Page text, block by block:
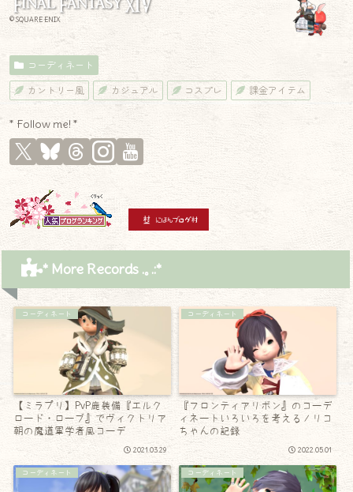
© SQUARE ENIX
コーディネート
カントリー風 カジュアル コスプレ 課金アイテム
* Follow me! *
* More Records .｡.:*
コーディネート
【ミラプリ】PvP鹿装備『エルク
ロード・ローブ』でヴィクトリア
朝の魔道軍学者風コーデ
2021.03.29
コーディネート
『フロンティアリボン』のコーデ
ィネートいろいろを考えるノリコ
ちゃんの記録
2022.05.01
コーディネート コーディネート